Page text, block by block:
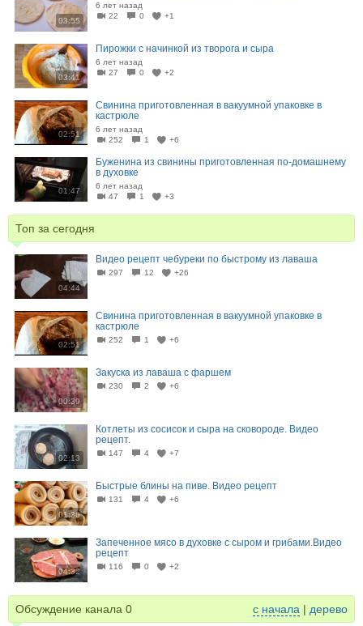
03:55
6 лет назад
22
0 +1
03:41
Пирожки с начинкой из творога и сыра
6 лет назад
27
0 +2
02:51
Свинина приготовленная в вакуумной упаковке в
кастрюле
6 лет назад
252
1 +6
01:47
Буженина из свинины приготовленная по-домашнему
в духовке
6 лет назад
47
1 +3
Топ за сегодня
04:44
Видео рецепт чебуреки по быстрому из лаваша
297 12 +26
02:51
Свинина приготовленная в вакуумной упаковке в
кастрюле
252 1 +6
00:39
Закуска из лаваша с фаршем
230 2 +6
02:13
Котлеты из сосисок и сыра на сковороде. Видео
рецепт.
147 4 +7
01:36
Быстрые блины на пиве. Видео рецепт
131 4 +6
04:32
Запеченное мясо в духовке с сыром и грибами.Видео
рецепт
116 0 +2
Обсуждение канала 0 с начала | дерево